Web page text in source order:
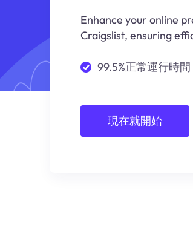
Enhance your online
Craigslist, ensuring
99.5%正常運行時間
現在就開始